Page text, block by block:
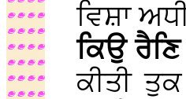
ਵਿਸ਼ਾ
ਕਿਉ
ਕੀਤੀ